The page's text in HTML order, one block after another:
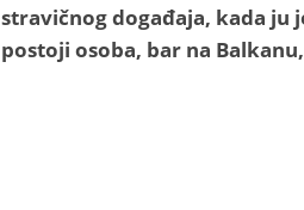
stravičnog događaja, kada ju
postoji osoba, bar na